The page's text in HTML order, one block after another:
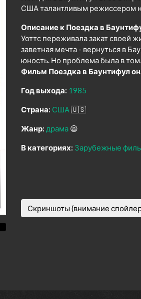
США талантливым режиссером
Описание к Поездка в
Уоттс переживала закат своей
заветная мечта - вернуться в
юность. Но проблема была в
Фильм Поездка в Баунтифул
Год выхода: 1985
Страна: США🇺🇸
Жанр: драма 😫
В категориях: Зарубежные
Скриншоты (внимание